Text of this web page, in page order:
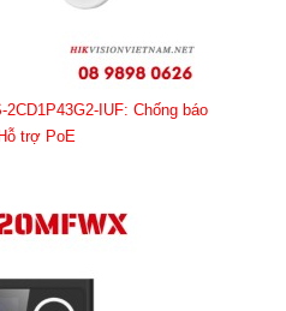
IUF: Chống báo
trợ PoE